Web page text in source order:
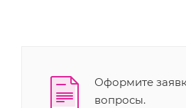
Оформите
вопросы.